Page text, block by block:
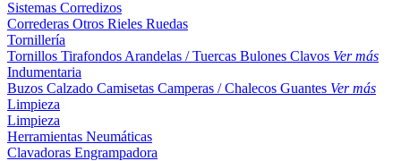
Sistemas Corredizos
Correderas Otros Rieles Ruedas
Tornillería
Tornillos Tirafondos Arandelas / Tuercas Bulones Clavos Ver más
Indumentaria
Buzos Calzado Camisetas Camperas / Chalecos Guantes Ver más
Limpieza
Limpieza
Herramientas Neumáticas
Clavadoras Engrampadora